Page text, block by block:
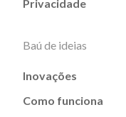
Privacidade
Baú de ideias
Inovações
Como funciona